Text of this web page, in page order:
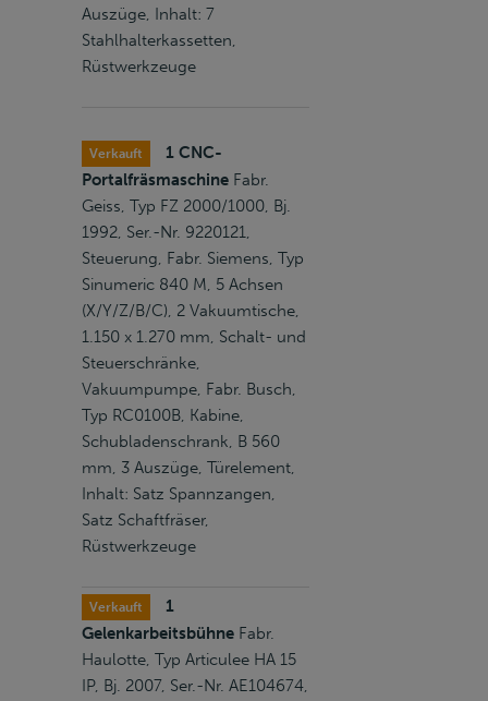
Auszüge, Inhalt: 7
Stahlhalterkassetten,
Rüstwerkzeuge
Verkauft
1 CNC-
Portalfräsmaschine Fabr.
Geiss, Typ FZ 2000/1000, Bj.
1992, Ser.-Nr. 9220121,
Steuerung, Fabr. Siemens, Typ
Sinumeric 840 M, 5 Achsen
(X/Y/Z/B/C), 2 Vakuumtische,
1.150 x 1.270 mm, Schalt- und
Steuerschränke,
Vakuumpumpe, Fabr. Busch,
Typ RC0100B, Kabine,
Schubladenschrank, B 560
mm, 3 Auszüge, Türelement,
Inhalt: Satz Spannzangen,
Satz Schaftfräser,
Rüstwerkzeuge
Verkauft
1
Gelenkarbeitsbühne Fabr.
Haulotte, Typ Articulee HA 15
IP, Bj. 2007, Ser.-Nr. AE104674,